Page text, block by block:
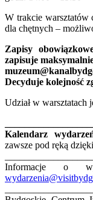
W trakcie warsztatów
dla chętnych –
Zapisy
zapisuje
Decyduje kolejność
Udział w warsztatach
Kalendarz
zawsze pod ręką dzięki
Informacje o